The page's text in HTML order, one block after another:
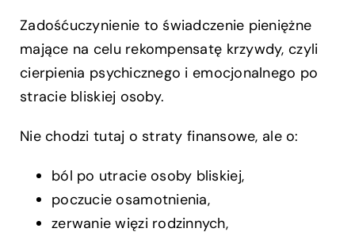
Zadośćuczynienie to świadczenie pieniężne
mające na celu rekompensatę krzywdy, czyli
cierpienia psychicznego i emocjonalnego po
stracie bliskiej osoby.
Nie chodzi tutaj o straty finansowe, ale o:
ból po utracie osoby bliskiej,
poczucie osamotnienia,
zerwanie więzi rodzinnych,